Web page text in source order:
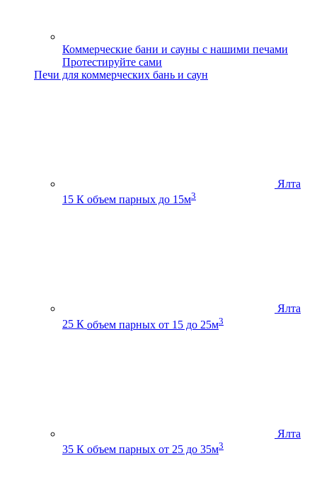
Коммерческие бани и сауны с нашими печами
Протестируйте сами
Печи для коммерческих бань и саун
Ялта
15 К объем парных до 15м3
Ялта
25 К объем парных от 15 до 25м3
Ялта
35 К объем парных от 25 до 35м3